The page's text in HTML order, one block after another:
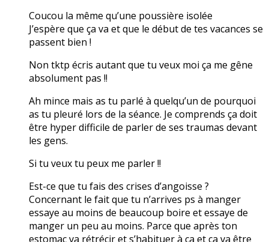
Coucou la même qu’une poussière isolée
J’espère que ça va et que le début de tes vacances se
passent bien !
Non tktp écris autant que tu veux moi ça me gêne
absolument pas !!
Ah mince mais as tu parlé à quelqu’un de pourquoi
as tu pleuré lors de la séance. Je comprends ça doit
être hyper difficile de parler de ses traumas devant
les gens.
Si tu veux tu peux me parler !!
Est-ce que tu fais des crises d’angoisse ?
Concernant le fait que tu n’arrives ps à manger
essaye au moins de beaucoup boire et essaye de
manger un peu au moins. Parce que après ton
estomac va rétrécir et s’habituer à ça et ça va être